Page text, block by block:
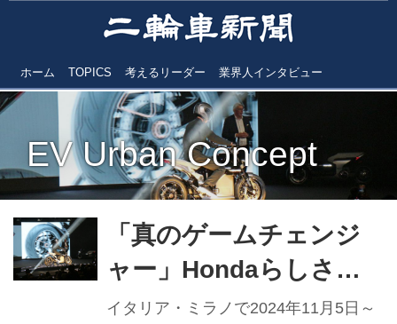
ホーム TOPICS 考えるリーダー 業界人インタビュー
EV Urban Concept
「真のゲームチェンジ
ャー」Hondaらしさ込
めた電動二輪車
イタリア・ミラノで2024年11月5日～